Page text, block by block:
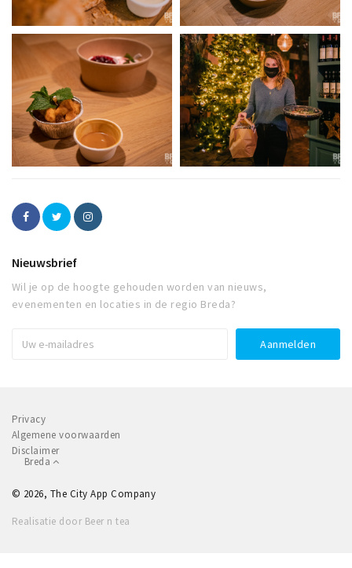
Nieuwsbrief
Wil je op de hoogte gehouden worden van nieuws,
evenementen en locaties in de regio Breda?
Privacy
Algemene voorwaarden
Disclaimer
Breda
© 2026, The City App Company
Realisatie door Beer n tea